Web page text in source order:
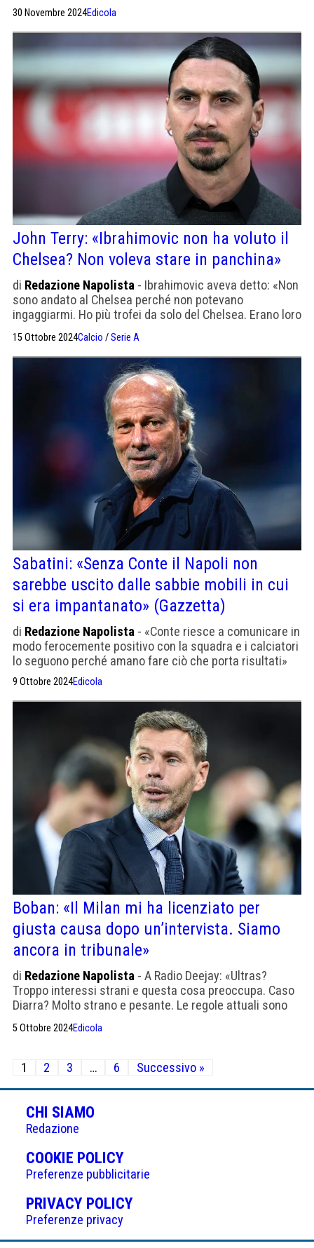
30 Novembre 2024Edicola
John Terry: «Ibrahimovic non ha voluto il
Chelsea? Non voleva stare in panchina»
di Redazione Napolista - Ibrahimovic aveva detto: «Non
sono andato al Chelsea perché non potevano
ingaggiarmi. Ho più trofei da solo del Chelsea. Erano loro
a volere me»
15 Ottobre 2024Calcio /Serie A
Sabatini: «Senza Conte il Napoli non
sarebbe uscito dalle sabbie mobili in cui
si era impantanato» (Gazzetta)
di Redazione Napolista - «Conte riesce a comunicare in
modo ferocemente positivo con la squadra e i calciatori
lo seguono perché amano fare ciò che porta risultati»
9 Ottobre 2024Edicola
Boban: «Il Milan mi ha licenziato per
giusta causa dopo un’intervista. Siamo
ancora in tribunale»
di Redazione Napolista - A Radio Deejay: «Ultras?
Troppo interessi strani e questa cosa preoccupa. Caso
Diarra? Molto strano e pesante. Le regole attuali sono
5 Ottobre 2024Edicola
Paginazione
degli
articoli
1 2 3 … 6 Successivo »
CHI SIAMO
Redazione
COOKIE POLICY(APRE
IN
UNA
NUOVA
Preferenze pubblicitarie
PRIVACY POLICY(APRE
UNA
Preferenze privacy